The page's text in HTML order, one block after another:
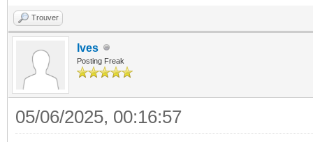
Trouver
Ives
Posting Freak
05/06/2025, 00:16:57